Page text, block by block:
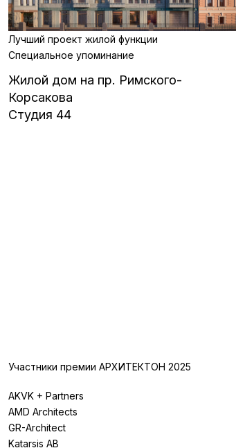
Лучший проект жилой функции
Специальное упоминание
Жилой дом на пр. Римского-
Корсакова
Студия 44
Участники премии АРХИТЕКТОН 2025
AKVK + Partners
AMD Architects
GR-Architect
Katarsis AB